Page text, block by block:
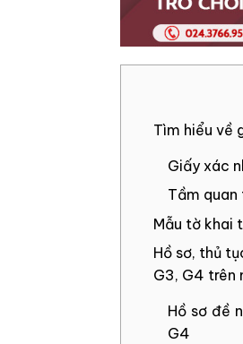
Tìm hiểu về
Giấy xác
Tầm
Mẫu tờ khai
Hồ sơ, thủ
G3, G4 trên
Hồ sơ đề
G4